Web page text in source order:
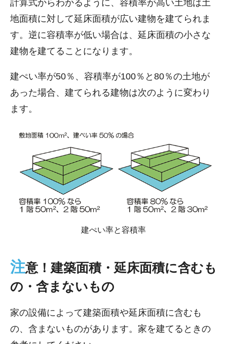
計算式からわかるように、容積率が高い土地は土
地面積に対して延床面積が広い建物を建てられま
す。逆に容積率が低い場合は、延床面積の小さな
建物を建てることになります。
建ぺい率が50％、容積率が100％と80％の土地が
あった場合、建てられる建物は次のように変わり
ます。
建ぺい率と容積率
注意！建築面積・延床面積に含むも
の・含まないもの
家の設備によって建築面積や延床面積に含むも
の、含まないものがあります。家を建てるときの